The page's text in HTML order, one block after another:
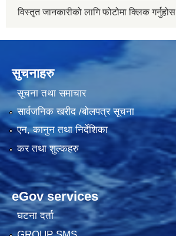
विस्तृत जानकारीको लागि फोटोमा क्लिक गर्नुहोस
सुचनाहरु
सूचना तथा समाचार
सार्वजनिक खरीद /बोलपत्र सूचना
एन, कानुन तथा निर्देशिका
कर तथा शुल्कहरु
eGov services
घटना दर्ता